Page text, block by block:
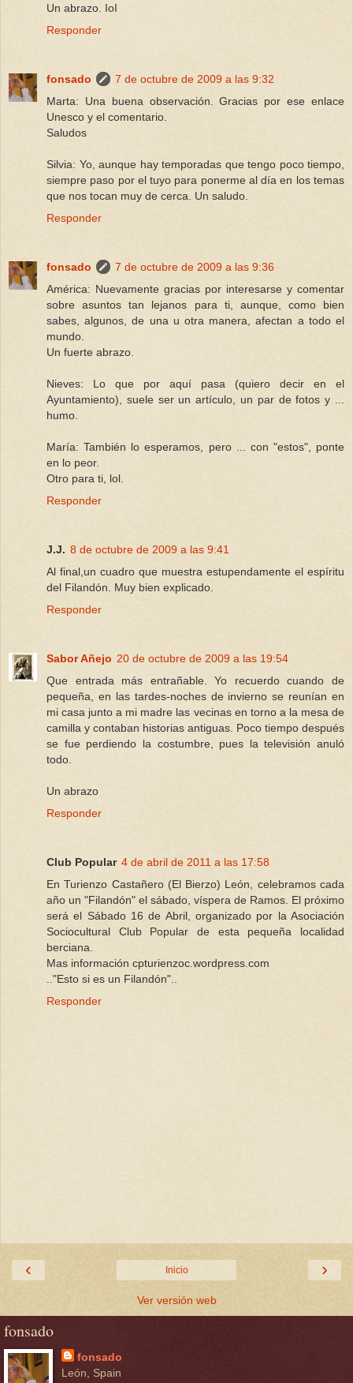
Un abrazo. IoI
Responder
fonsado
7 de octubre de 2009 a las 9:32
Marta: Una buena observación. Gracias por ese enlace
Unesco y el comentario.
Saludos
Silvia: Yo, aunque hay temporadas que tengo poco tiempo,
siempre paso por el tuyo para ponerme al día en los temas
que nos tocan muy de cerca. Un saludo.
Responder
fonsado
7 de octubre de 2009 a las 9:36
América: Nuevamente gracias por interesarse y comentar
sobre asuntos tan lejanos para ti, aunque, como bien
sabes, algunos, de una u otra manera, afectan a todo el
mundo.
Un fuerte abrazo.
Nieves: Lo que por aquí pasa (quiero decir en el
Ayuntamiento), suele ser un artículo, un par de fotos y ...
humo.
María: También lo esperamos, pero ... con "estos", ponte
en lo peor.
Otro para ti, lol.
Responder
J.J. 8 de octubre de 2009 a las 9:41
Al final,un cuadro que muestra estupendamente el espíritu
del Filandón. Muy bien explicado.
Responder
Sabor Añejo 20 de octubre de 2009 a las 19:54
Que entrada más entrañable. Yo recuerdo cuando de
pequeña, en las tardes-noches de invierno se reunían en
mi casa junto a mi madre las vecinas en torno a la mesa de
camilla y contaban historias antiguas. Poco tiempo después
se fue perdiendo la costumbre, pues la televisión anuló
todo.
Un abrazo
Responder
Club Popular 4 de abril de 2011 a las 17:58
En Turienzo Castañero (El Bierzo) León, celebramos cada
año un "Filandón" el sábado, víspera de Ramos. El próximo
será el Sábado 16 de Abril, organizado por la Asociación
Sociocultural Club Popular de esta pequeña localidad
berciana.
Mas información cpturienzoc.wordpress.com
.."Esto si es un Filandón"..
Responder
‹ ›
Inicio
Ver versión web
fonsado
fonsado
León, Spain